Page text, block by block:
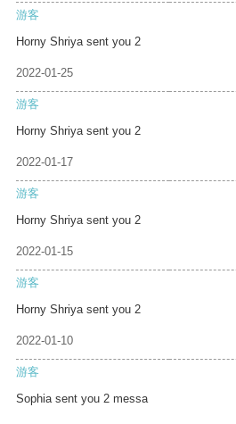
游客
Horny Shriya sent you 2
2022-01-25
游客
Horny Shriya sent you 2
2022-01-17
游客
Horny Shriya sent you 2
2022-01-15
游客
Horny Shriya sent you 2
2022-01-10
游客
Sophia sent you 2 messa